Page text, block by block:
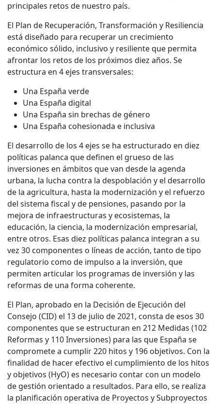
principales retos de nuestro país.
El Plan de Recuperación, Transformación y Resiliencia
está diseñado para recuperar un crecimiento
económico sólido, inclusivo y resiliente que permita
afrontar los retos de los próximos diez años. Se
estructura en 4 ejes transversales:
Una España verde
Una España digital
Una España sin brechas de género
Una España cohesionada e inclusiva
El desarrollo de los 4 ejes se ha estructurado en diez
políticas palanca que definen el grueso de las
inversiones en ámbitos que van desde la agenda
urbana, la lucha contra la despoblación y el desarrollo
de la agricultura, hasta la modernización y el refuerzo
del sistema fiscal y de pensiones, pasando por la
mejora de infraestructuras y ecosistemas, la
educación, la ciencia, la modernización empresarial,
entre otros. Esas diez políticas palanca integran a su
vez 30 componentes o líneas de acción, tanto de tipo
regulatorio como de impulso a la inversión, que
permiten articular los programas de inversión y las
reformas de una forma coherente.
El Plan, aprobado en la Decisión de Ejecución del
Consejo (CID) el 13 de julio de 2021, consta de esos 30
componentes que se estructuran en 212 Medidas (102
Reformas y 110 Inversiones) para las que España se
compromete a cumplir 220 hitos y 196 objetivos. Con la
finalidad de hacer efectivo el cumplimiento de los hitos
y objetivos (HyO) es necesario contar con un modelo
de gestión orientado a resultados. Para ello, se realiza
la planificación operativa de Proyectos y Subproyectos